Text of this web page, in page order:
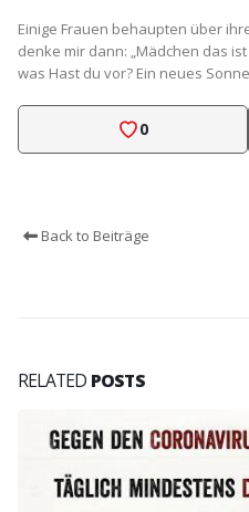
Einige Frauen behaupten über
denke mir dann: „Mädchen das
was Hast du vor? Ein neues
0
Back to Beiträge
RELATED POSTS